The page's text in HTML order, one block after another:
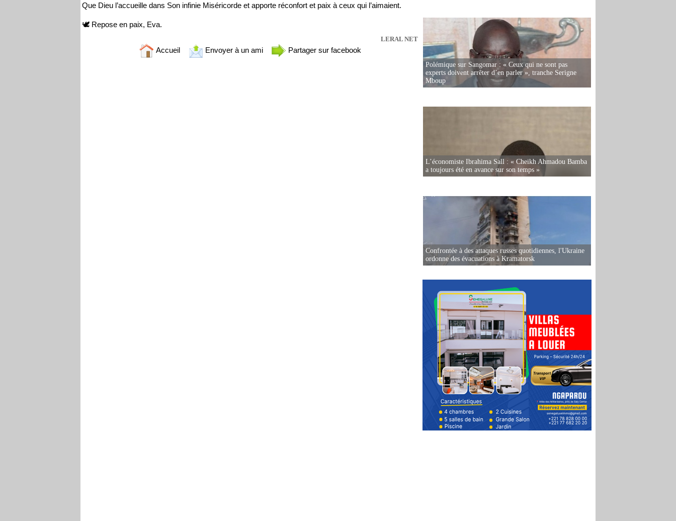
Que Dieu l’accueille dans Son infinie Miséricorde et apporte réconfort et paix à ceux qui l’aimaient.
🕊️ Repose en paix, Eva.
LERAL NET
Accueil Envoyer à un ami Partager sur facebook
Polémique sur Sangomar : « Ceux qui ne sont pas
experts doivent arrêter d’en parler », tranche Serigne
Mboup
L’économiste Ibrahima Sall : « Cheikh Ahmadou Bamba
a toujours été en avance sur son temps »
Confrontée à des attaques russes quotidiennes, l'Ukraine
ordonne des évacuations à Kramatorsk